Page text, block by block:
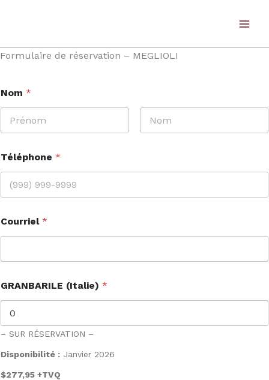
Formulaire de réservation – MEGLIOLI
Nom *
Téléphone *
Courriel *
GRANBARILE (Italie) *
– SUR RÉSERVATION –
Disponibilité : Janvier 2026
$277,95 +TVQ
panier